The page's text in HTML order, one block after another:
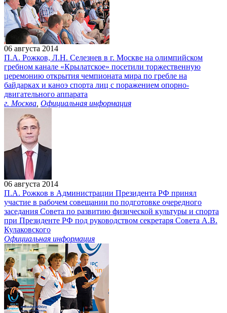
06 августа 2014
П.А. Рожков, Л.Н. Селезнев в г. Москве на олимпийском
гребном канале «Крылатское» посетили торжественную
церемонию открытия чемпионата мира по гребле на
байдарках и каноэ спорта лиц с поражением опорно-
двигательного аппарата
г. Москва Официальная информация
06 августа 2014
П.А. Рожков в Администрации Президента РФ принял
участие в рабочем совещании по подготовке очередного
заседания Совета по развитию физической культуры и спорта
при Президенте РФ под руководством секретаря Совета А.В.
Кулаковского
Официальная информация